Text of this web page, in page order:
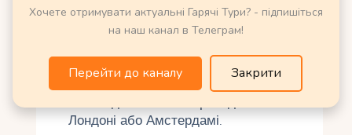
Як дістатися до Кардіффа
знаходиться в 19 км від центру.
Прямих рейсів з Росії немає, але
Лондоні або Амстердамі.
Хочете отримувати актуальні Гарячі Тури? - підпишіться
на наш канал в Телеграм!
Перейти до каналу Закрити